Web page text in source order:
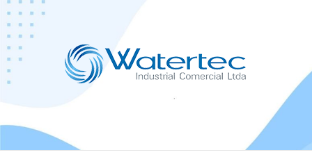
Pular
para
conteúdo